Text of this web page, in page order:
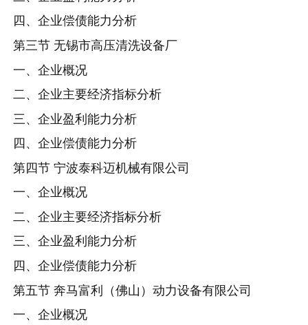
四、企业偿债能力分析
第三节 无锡市高压清洗设备厂
一、企业概况
二、企业主要经济指标分析
三、企业盈利能力分析
四、企业偿债能力分析
第四节 宁波泰科迈机械有限公司
一、企业概况
二、企业主要经济指标分析
三、企业盈利能力分析
四、企业偿债能力分析
第五节 奔马富利（佛山）动力设备有限公司
一、企业概况